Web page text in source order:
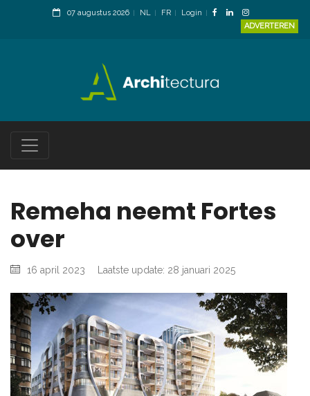
07 augustus 2026 NL FR
Login
ADVERTEREN
Remeha neemt Fortes
over
16 april 2023 Laatste update: 28 januari 2025